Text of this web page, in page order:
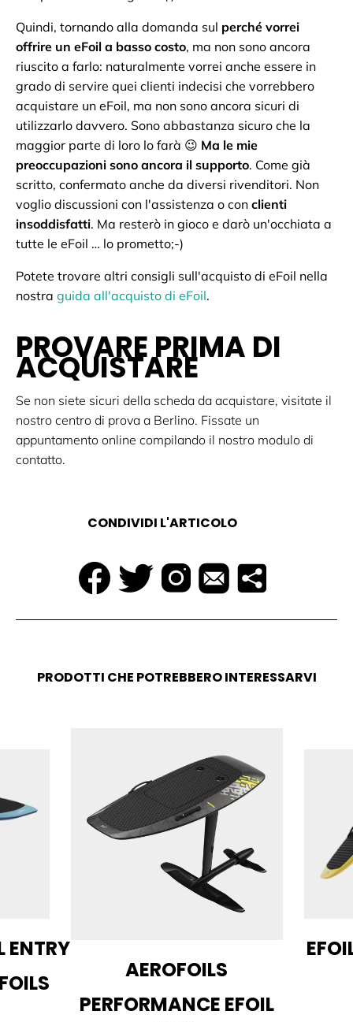
Quindi, tornando alla domanda sul perché vorrei
offrire un eFoil a basso costo, ma non sono ancora
riuscito a farlo: naturalmente vorrei anche essere in
grado di servire quei clienti indecisi che vorrebbero
acquistare un eFoil, ma non sono ancora sicuri di
utilizzarlo davvero. Sono abbastanza sicuro che la
maggior parte di loro lo farà 😉 Ma le mie
preoccupazioni sono ancora il supporto. Come già
scritto, confermato anche da diversi rivenditori. Non
voglio discussioni con l'assistenza o con clienti
insoddisfatti. Ma resterò in gioco e darò un'occhiata a
tutte le eFoil … lo prometto;-)
Potete trovare altri consigli sull'acquisto di eFoil nella
nostra guida all'acquisto di eFoil.
PROVARE PRIMA DI
ACQUISTARE
Se non siete sicuri della scheda da acquistare, visitate il
nostro centro di prova a Berlino. Fissate un
appuntamento online compilando il nostro modulo di
contatto.
CONDIVIDI L'ARTICOLO
PRODOTTI CHE POTREBBERO INTERESSARVI
ENTRY
AEROFOILS
PERFORMANCE EFOIL